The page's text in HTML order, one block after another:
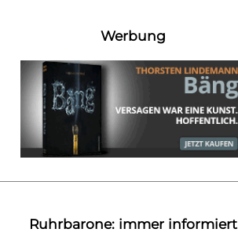
Werbung
Ruhrbarone: immer informiert